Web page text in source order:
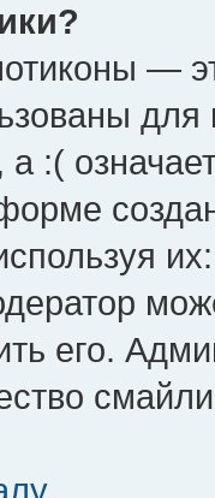
—
а :(
его.